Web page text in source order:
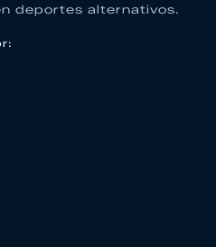
deportes alternativos.